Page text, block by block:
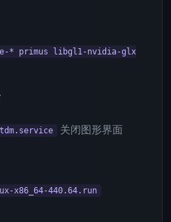
* primus libgl1-nvidia-glx
关闭图形界面
x86_64-440.64.run